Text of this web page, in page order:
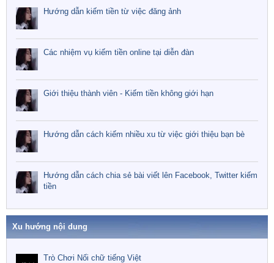
Hướng dẫn kiếm tiền từ việc đăng ảnh
Các nhiệm vụ kiếm tiền online tại diễn đàn
Giới thiệu thành viên - Kiếm tiền không giới hạn
Hướng dẫn cách kiếm nhiều xu từ việc giới thiệu bạn bè
Hướng dẫn cách chia sẻ bài viết lên Facebook, Twitter kiếm
tiền
Xu hướng nội dung
Trò Chơi Nối chữ tiếng Việt